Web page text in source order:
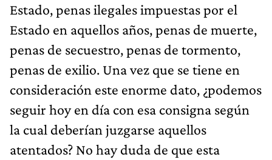
Estado, penas ilegales impuestas por el
Estado en aquellos años, penas de muerte,
penas de secuestro, penas de tormento,
penas de exilio. Una vez que se tiene en
consideración este enorme dato, ¿podemos
seguir hoy en día con esa consigna según
la cual deberían juzgarse aquellos
atentados? No hay duda de que esta